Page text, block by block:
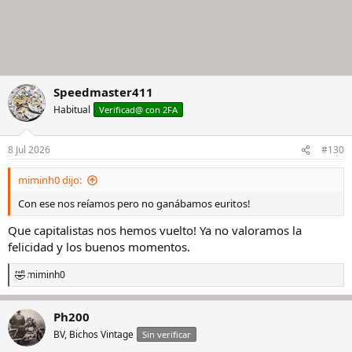
Speedmaster411
Habitual Verificad@ con 2FA
8 Jul 2026 #130
miminh0 dijo:
Con ese nos reíamos pero no ganábamos euritos!
Que capitalistas nos hemos vuelto! Ya no valoramos la
felicidad y los buenos momentos.
R
e
a
c
c
i
miminh0
Ph200
BV, Bichos Vintage Sin verificar